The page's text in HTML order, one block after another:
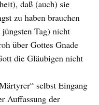
daß (auch) sie
zu haben brauchen
Tag) nicht
über Gottes Gnade
die Gläubigen nicht
selbst Eingang
Auffassung der